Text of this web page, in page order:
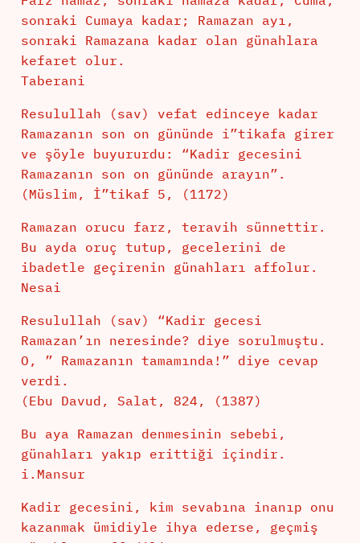
sonraki Cumaya kadar; Ramazan ayı,
sonraki Ramazana kadar olan günahlara
kefaret olur.
Taberani
Resulullah (sav) vefat edinceye kadar
Ramazanın son on gününde i”tikafa girer
ve şöyle buyururdu: “Kadir gecesini
Ramazanın son on gününde arayın”.
(Müslim, İ”tikaf 5, (1172)
Ramazan orucu farz, teravih sünnettir.
Bu ayda oruç tutup, gecelerini de
ibadetle geçirenin günahları affolur.
Nesai
Resulullah (sav) “Kadir gecesi
Ramazan’ın neresinde? diye sorulmuştu.
O, ” Ramazanın tamamında!” diye cevap
verdi.
(Ebu Davud, Salat, 824, (1387)
Bu aya Ramazan denmesinin sebebi,
günahları yakıp erittiği içindir.
i.Mansur
Kadir gecesini, kim sevabına inanıp onu
kazanmak ümidiyle ihya ederse, geçmiş